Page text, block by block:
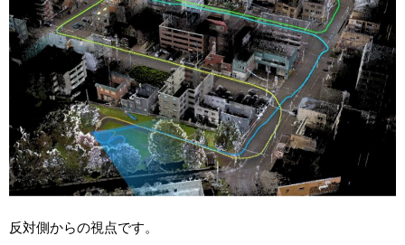
反対側からの視点です。